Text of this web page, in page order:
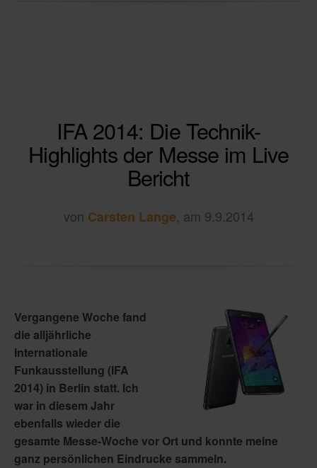
IFA 2014: Die Technik-
Highlights der Messe im Live
Bericht
von Carsten Lange, am 9.9.2014
Vergangene Woche fand
die alljährliche
Internationale
Funkausstellung (IFA
2014) in Berlin statt. Ich
war in diesem Jahr
ebenfalls wieder die
gesamte Messe-Woche vor Ort und konnte meine
ganz persönlichen Eindrucke sammeln.